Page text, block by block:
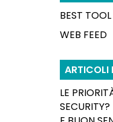
BEST TOOL
WEB FEED
ARTICOLI
LE